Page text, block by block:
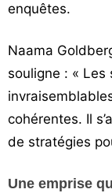
enquêtes.
Naama
souligne : «
cohérentes. Il
de stratégies
Une emprise